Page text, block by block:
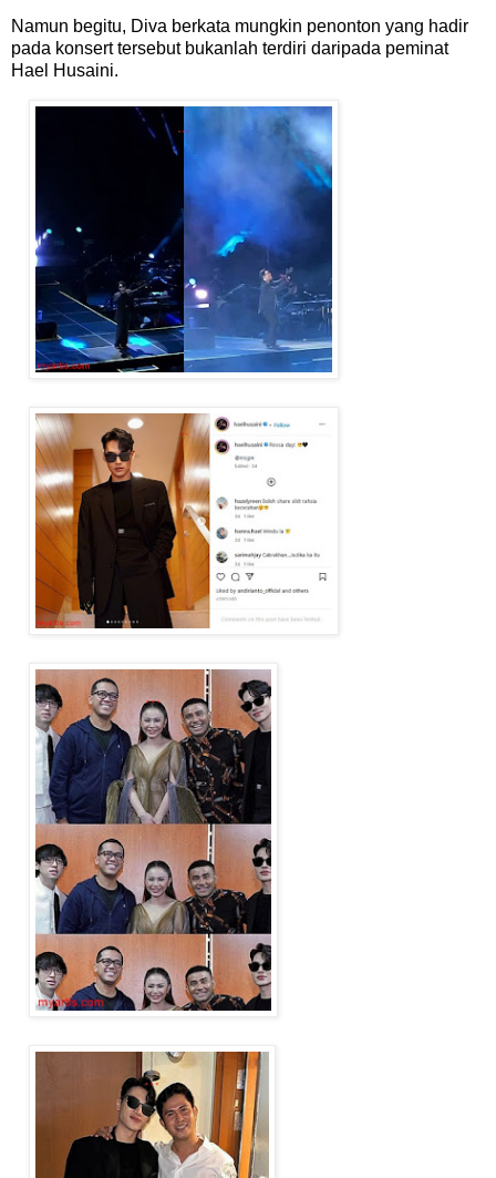
Namun begitu, Diva berkata mungkin penonton yang hadir
pada konsert tersebut bukanlah terdiri daripada peminat
Hael Husaini.